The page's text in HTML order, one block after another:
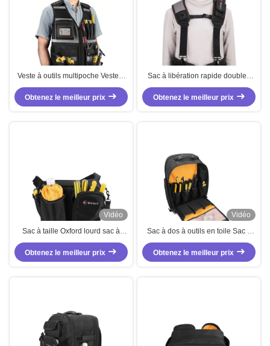
Veste à outils multipoche Veste à
outils de travail en polyester de
capacité moyenne
Obtenez le meilleur prix
Sac à libération rapide doubles
sangles Oxford Sac à outils noir
Obtenez le meilleur prix
Vidéo
Sac à taille Oxford lourd sac à
outils à taille moyenne douce
OEM pour les activités de plein air
Obtenez le meilleur prix
Vidéo
Sac à dos à outils en toile Sac à
dos à outils durable pour
électriciens
Obtenez le meilleur prix